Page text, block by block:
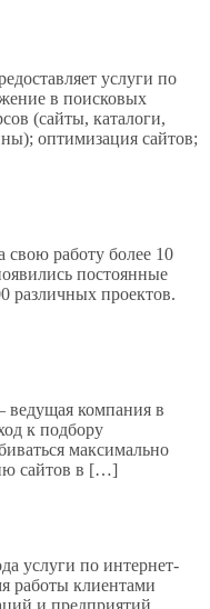
услуги по
в поисковых
(сайты, каталоги,
оптимизация сайтов;
работу более 10
постоянные
различных проектов.
ведущая компания в
к подбору
максимально
сайтов в […]
услуги по интернет-
работы клиентами
и предприятий.